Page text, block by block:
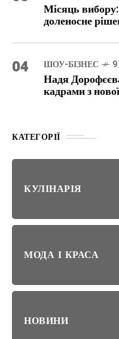
Місяць
доленосне
04 ШОУ-БІЗНЕС
Надя
кадрами з
КАТЕГОРІЇ
КУЛІНАРІЯ
МОДА І КРАСА
НОВИНИ